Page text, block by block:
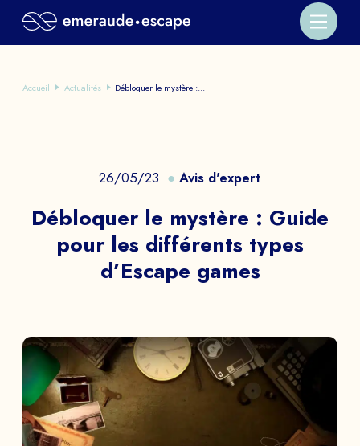
Accueil Actualités Débloquer le mystère :...
26/05/23 Avis d'expert
Débloquer le mystère : Guide
pour les différents types
d’Escape games